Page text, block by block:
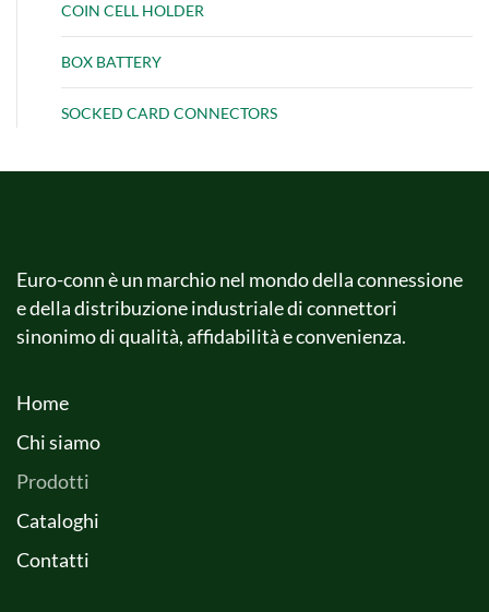
COIN CELL HOLDER
BOX BATTERY
SOCKED CARD CONNECTORS
Euro-conn è un marchio nel mondo della connessione
e della distribuzione industriale di connettori
sinonimo di qualità, affidabilità e convenienza.
Home
Chi siamo
Prodotti
Cataloghi
Contatti